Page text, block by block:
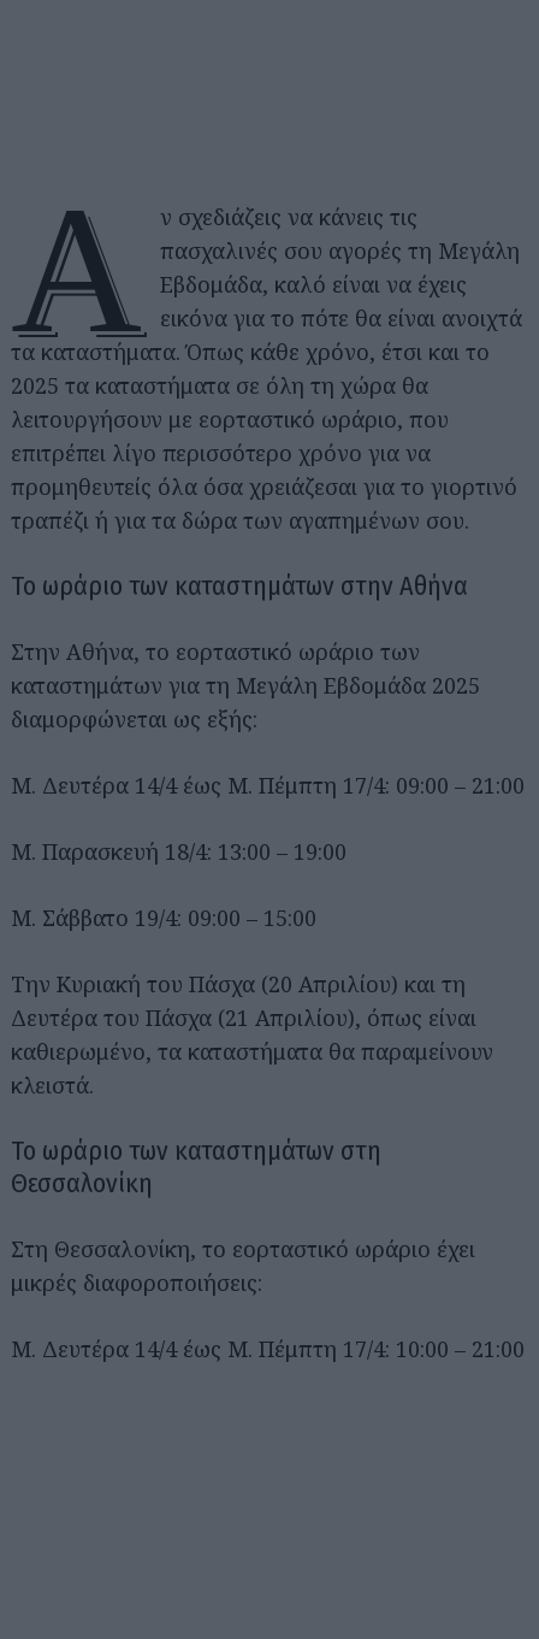
Α
ν σχεδιάζεις να κάνεις τις
πασχαλινές σου αγορές τη Μεγάλη
Εβδομάδα, καλό είναι να έχεις
εικόνα για το πότε θα είναι ανοιχτά
τα καταστήματα. Όπως κάθε χρόνο, έτσι και το
2025 τα καταστήματα σε όλη τη χώρα θα
λειτουργήσουν με εορταστικό ωράριο, που
επιτρέπει λίγο περισσότερο χρόνο για να
προμηθευτείς όλα όσα χρειάζεσαι για το γιορτινό
τραπέζι ή για τα δώρα των αγαπημένων σου.
Το ωράριο των καταστημάτων στην Αθήνα
Στην Αθήνα, το εορταστικό ωράριο των
καταστημάτων για τη Μεγάλη Εβδομάδα 2025
διαμορφώνεται ως εξής:
Μ. Δευτέρα 14/4 έως Μ. Πέμπτη 17/4: 09:00 – 21:00
Μ. Παρασκευή 18/4: 13:00 – 19:00
Μ. Σάββατο 19/4: 09:00 – 15:00
Την Κυριακή του Πάσχα (20 Απριλίου) και τη
Δευτέρα του Πάσχα (21 Απριλίου), όπως είναι
καθιερωμένο, τα καταστήματα θα παραμείνουν
κλειστά.
Το ωράριο των καταστημάτων στη
Θεσσαλονίκη
Στη Θεσσαλονίκη, το εορταστικό ωράριο έχει
μικρές διαφοροποιήσεις:
Μ. Δευτέρα 14/4 έως Μ. Πέμπτη 17/4: 10:00 – 21:00